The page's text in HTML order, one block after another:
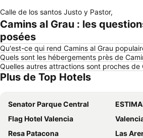
Calle de los santos Justo y Pastor,
Camins al Grau : les
posées
Qu'est-ce qui rend Camins al Grau
Quels sont les hébergements près de
Quelles autres attractions sont proches de
Plus de Top Hotels
Senator Parque Central
Flag Hotel Valencia
Resa Patacona
Las